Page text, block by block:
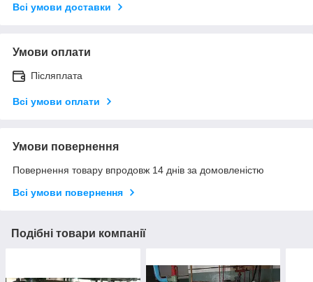
Всі умови доставки
Умови оплати
Післяплата
Всі умови оплати
Умови повернення
Повернення товару впродовж 14 днів за домовленістю
Всі умови повернення
Подібні товари компанії